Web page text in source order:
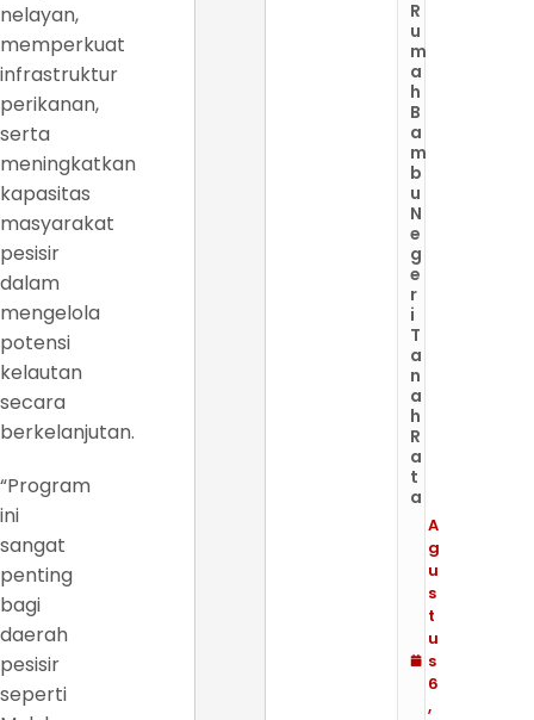
nelayan,
memperkuat
infrastruktur
perikanan,
serta
meningkatkan
kapasitas
masyarakat
pesisir
dalam
mengelola
potensi
kelautan
secara
berkelanjutan.
“Program
ini
sangat
penting
bagi
daerah
pesisir
seperti
R
u
m
a
h
B
a
m
b
u
N
e
g
e
r
i
T
a
n
a
h
R
a
t
a
A
g
u
s
t
u
s
6
,